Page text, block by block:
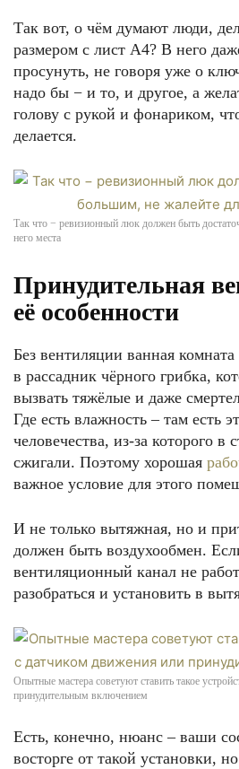
Так вот, о чём думают люди,
размером с лист А4? В него
просунуть, не говоря уже о
надо бы − и то, и другое, а
голову с рукой и фонариком,
делается.
Так что − ревизионный люк должен быть
него места
Принудительная
её особенности
Без вентиляции ванная
в рассадник чёрного грибка,
вызвать тяжёлые и даже
Где есть влажность – там есть
человечества, из-за которого в
сжигали. Поэтому хорошая
важное условие для этого
И не только вытяжная, но и
должен быть воздухообмен.
вентиляционный канал не
разобраться и установить в
Опытные мастера советуют ставить такое
принудительным включением
Есть, конечно, нюанс – ваши
восторге от такой установки,